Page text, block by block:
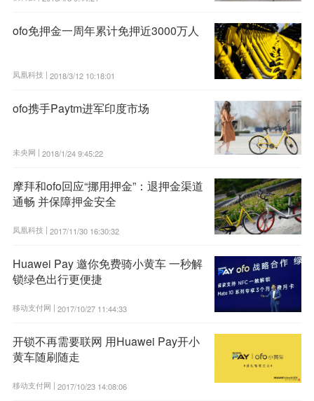
ofo免押金一周年累计免押近3000万人
凤凰科技 | 2018/3/12 10:18:01
ofo携手Paytm进军印度市场
未央网 | 2018/1/24 9:45:22
摩拜和ofo回应“挪用押金”：退押金渠道
通畅 并保障押金安全
凤凰科技 | 2017/11/30 16:30:32
Huawei Pay 邀你免费骑小黄车 一秒解
锁绿色出行更便捷
移动支付网 | 2017/10/27 11:44:33
开锁不再需要联网 用Huawei Pay开小
黄车随刷随走
移动支付网 | 2017/10/23 14:08:06